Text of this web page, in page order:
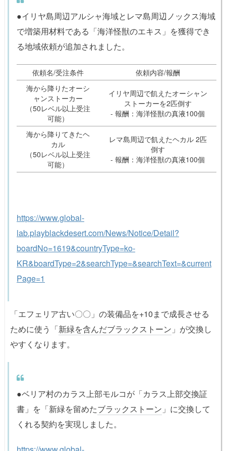
●イリヤ島周辺アルシャ海域とレマ島周辺ノックス海域
で増築用材料である「海洋怪獣のエキス」を獲得でき
る地域依頼が追加されました。
依頼名/受注条件
依頼内容/報酬
海から降りたオーシ
ャンストーカー
（50レベル以上受注
可能）
イリヤ周辺で飢えたオーシャン
ストーカーを2匹倒す
- 報酬：海洋怪獣の真液100個
海から降りてきたヘ
カル
（50レベル以上受注
可能）
レマ島周辺で飢えたヘカル 2匹
倒す
- 報酬：海洋怪獣の真液100個
https://www.global-
lab.playblackdesert.com/News/Notice/Detail?
boardNo=1619&countryType=ko-
KR&boardType=2&searchType=&searchText=&current
Page=1
「エフェリア古い〇〇」の装備品を+10まで成長させる
ために使う「新緑を含んだブラックストーン 」が交換し
やすくなります。
●ベリア村のカラス上部モルコが「カラス上部交換証
書」を「新緑を留めたブラックストーン 」に交換して
くれる契約を実現しました。